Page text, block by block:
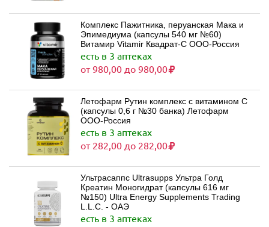
Комплекс Пажитника, перуанская Мака и
Эпимедиума (капсулы 540 мг №60)
Витамир Vitamir Квадрат-С ООО-Россия
есть в 3 аптеках
от 980,00 до 980,00
Летофарм Рутин комплекс с витамином С
(капсулы 0,6 г №30 банка) Летофарм
ООО-Россия
есть в 3 аптеках
от 282,00 до 282,00
Ультрасаппс Ultrasupps Ультра Голд
Креатин Моногидрат (капсулы 616 мг
№150) Ultra Energy Supplements Trading
L.L.C. - ОАЭ
есть в 3 аптеках